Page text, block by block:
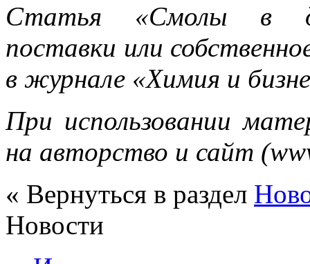
Статья «Смолы в
поставки или
в журнале «Химия и
При использовании
на авторство и сайт
« Вернуться в раздел
Новости